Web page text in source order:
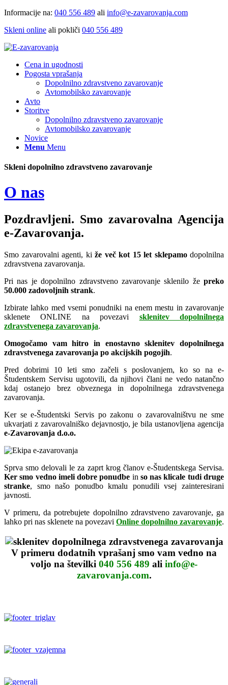
Informacije na: 040 556 489 ali info@e-zavarovanja.com
Skleni online ali pokliči 040 556 489
Cena in ugodnosti
Pogosta vprašanja
Dopolnilno zdravstveno zavarovanje
Avtomobilsko zavarovanje
Avto
Storitve
Dopolnilno zdravstveno zavarovanje
Avtomobilsko zavarovanje
Novice
Menu Menu
Skleni dopolnilno zdravstveno zavarovanje
O nas
Pozdravljeni. Smo zavarovalna Agencija
e-Zavarovanja.
Smo zavarovalni agenti, ki že več kot 15 let sklepamodopolnilna
zdravstvena zavarovanja.
Pri nas je dopolnilno zdravstveno zavarovanje sklenilo že preko
50.000 zadovoljnih strank.
Izbirate lahko med vsemi ponudniki na enem mestu in zavarovanje
sklenete ONLINE na povezavi sklenitev dopolnilnega
zdravstvenega zavarovanja.
Omogočamo vam hitro in enostavno sklenitev dopolnilnega
zdravstvenega zavarovanja po akcijskih pogojih.
Pred dobrimi 10 leti smo začeli s poslovanjem, ko so na e-
Študentskem Servisu ugotovili, da njihovi člani ne vedo natančno
kdaj ostanejo brez obveznega in dopolnilnega zdravstvenega
zavarovanja.
Ker se e-Študentski Servis po zakonu o zavarovalništvu ne sme
ukvarjati z zavarovalniško dejavnostjo, je bila ustanovljena agencija
e-Zavarovanja d.o.o.
Sprva smo delovali le za zaprt krog članov e-Študentskega Servisa.
Ker smo vedno imeli dobre ponudbe in so nas klicale tudi druge
stranke, smo našo ponudbo kmalu ponudili vsej zainteresirani
javnosti.
V primeru, da potrebujete dopolnilno zdravstveno zavarovanje, ga
lahko pri nas sklenete na povezavi Online dopolnilno zavarovanje.
V primeru dodatnih vprašanj smo vam vedno na
voljo na številki 040 556 489 ali info@e-
zavarovanja.com.